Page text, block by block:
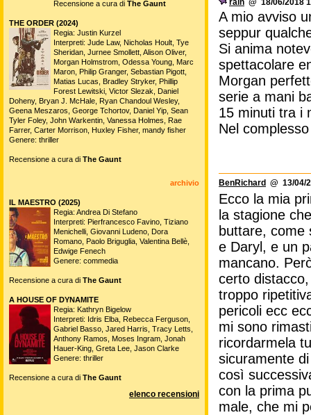
A mio avviso
seppur
Si anima
spettacolare
Morgan
serie a mani
15 minuti tra i
Nel
BenRichard @ 13/04/
Ecco la mia
la stagione
buttare, come
e Daryl, e un
mancano.
certo
troppo
pericoli ecc
mi sono
ricordarmela
sicuramente
così
con la prima
male, che mi
Recensione a cura di The Gaunt
THE ORDER (2024)
Regia: Justin Kurzel
Interpreti: Jude Law, Nicholas Hoult, Tye
Sheridan, Jurnee Smollett, Alison Oliver,
Morgan Holmstrom, Odessa Young, Marc
Maron, Philip Granger, Sebastian Pigott,
Matias Lucas, Bradley Stryker, Phillip
Forest Lewitski, Victor Slezak, Daniel
Doheny, Bryan J. McHale, Ryan Chandoul Wesley,
Geena Meszaros, George Tchortov, Daniel Yip, Sean
Tyler Foley, John Warkentin, Vanessa Holmes, Rae
Farrer, Carter Morrison, Huxley Fisher, mandy fisher
Genere: thriller
Recensione a cura di The Gaunt
archivio
IL MAESTRO (2025)
Regia: Andrea Di Stefano
Interpreti: Pierfrancesco Favino, Tiziano
Menichelli, Giovanni Ludeno, Dora
Romano, Paolo Briguglia, Valentina Bellè,
Edwige Fenech
Genere: commedia
Recensione a cura di The Gaunt
A HOUSE OF DYNAMITE
Regia: Kathryn Bigelow
Interpreti: Idris Elba, Rebecca Ferguson,
Gabriel Basso, Jared Harris, Tracy Letts,
Anthony Ramos, Moses Ingram, Jonah
Hauer-King, Greta Lee, Jason Clarke
Genere: thriller
Recensione a cura di The Gaunt
elenco recensioni